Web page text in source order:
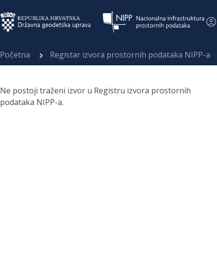
Početna Registar izvora prostornih podataka NIPP-a
Ne postoji traženi izvor u Registru izvora prostornih
podataka NIPP-a.